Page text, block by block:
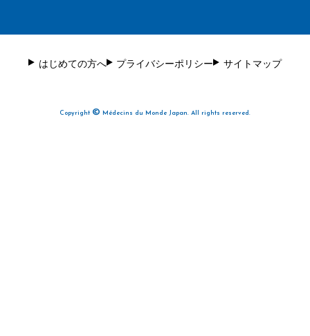
はじめての方へ プライバシーポリシー サイトマップ
Copyright © Médecins du Monde Japan. All rights reserved.